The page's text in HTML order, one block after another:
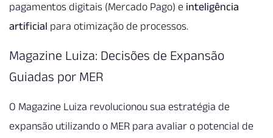
pagamentos digitais (Mercado Pago) e inteligência
artificial para otimização de processos.
Magazine Luiza: Decisões de Expansão
Guiadas por MER
O Magazine Luiza revolucionou sua estratégia de
expansão utilizando o MER para avaliar o potencial de